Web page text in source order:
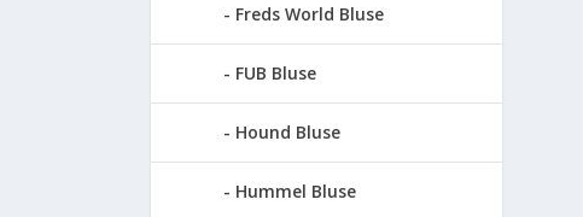
Freds World Bluse
FUB Bluse
Hound Bluse
Hummel Bluse